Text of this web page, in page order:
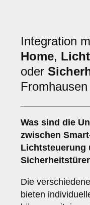
Integration
Home,
oder
Fromhausen
Was sind die
zwischen
Lichtsteuerung
Die
bieten